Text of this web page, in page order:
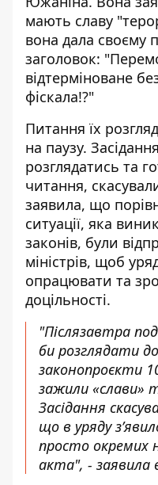
мають славу
вона дала своєму
заголовок:
відтерміноване
фіскала!?"
Питання їх
на паузу.
розглядатись та
читання,
заявила, що
ситуації, яка
законів, були
міністрів, щоб
опрацювати та
доцільності.
"Післязавтра
би розглядати
законопроєкти
зажили «слави»
Засідання
що в уряду
просто окремих
акта", - заявила